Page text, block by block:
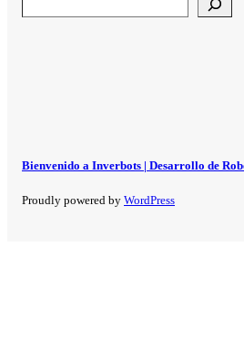
Bienvenido a Inverbots | Desarrollo de
Proudly powered by WordPress